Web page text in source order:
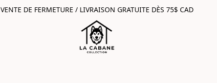
VENTE DE FERMETURE / LIVRAISON GRATUITE DÈS 75$ CAD